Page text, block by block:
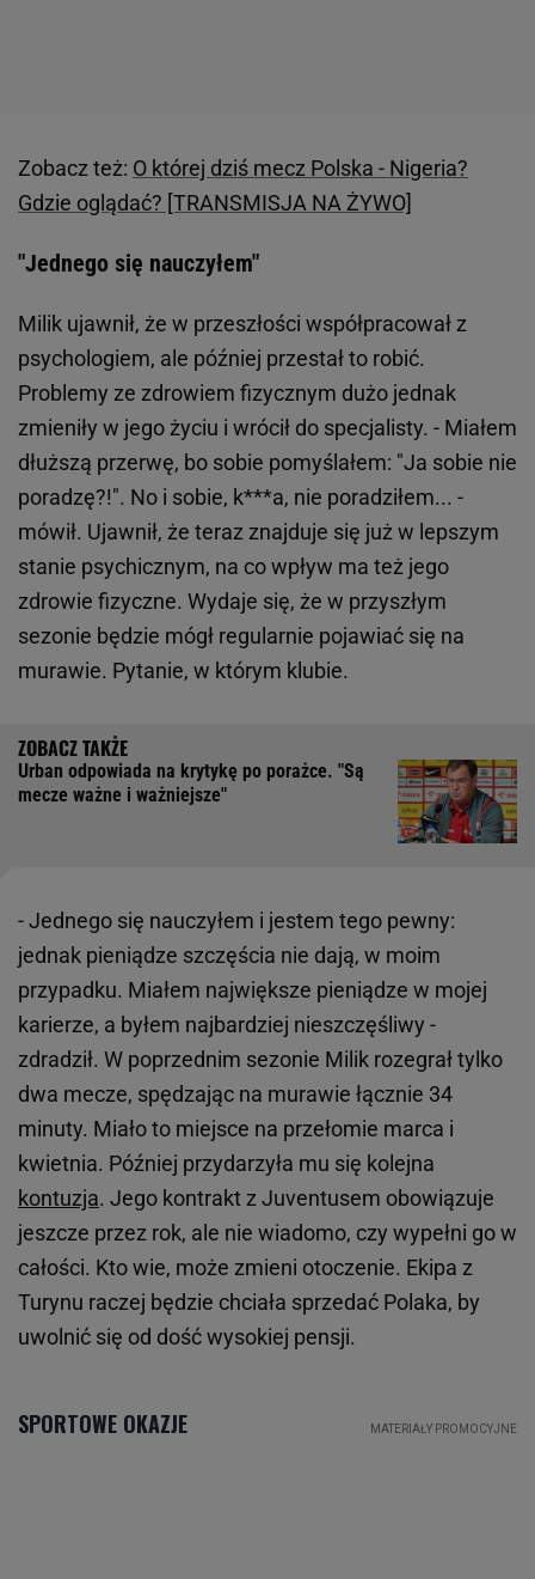
Zobacz też: O której dziś mecz Polska - Nigeria?
Gdzie oglądać? [TRANSMISJA NA ŻYWO]
"Jednego się nauczyłem"
Milik ujawnił, że w przeszłości współpracował z
psychologiem, ale później przestał to robić.
Problemy ze zdrowiem fizycznym dużo jednak
zmieniły w jego życiu i wrócił do specjalisty. - Miałem
dłuższą przerwę, bo sobie pomyślałem: "Ja sobie nie
poradzę?!". No i sobie, k***a, nie poradziłem... -
mówił. Ujawnił, że teraz znajduje się już w lepszym
stanie psychicznym, na co wpływ ma też jego
zdrowie fizyczne. Wydaje się, że w przyszłym
sezonie będzie mógł regularnie pojawiać się na
murawie. Pytanie, w którym klubie.
Urban odpowiada na krytykę po porażce. "Są
mecze ważne i ważniejsze"
- Jednego się nauczyłem i jestem tego pewny:
jednak pieniądze szczęścia nie dają, w moim
przypadku. Miałem największe pieniądze w mojej
karierze, a byłem najbardziej nieszczęśliwy -
zdradził. W poprzednim sezonie Milik rozegrał tylko
dwa mecze, spędzając na murawie łącznie 34
minuty. Miało to miejsce na przełomie marca i
kwietnia. Później przydarzyła mu się kolejna
kontuzja. Jego kontrakt z Juventusem obowiązuje
jeszcze przez rok, ale nie wiadomo, czy wypełni go w
całości. Kto wie, może zmieni otoczenie. Ekipa z
Turynu raczej będzie chciała sprzedać Polaka, by
uwolnić się od dość wysokiej pensji.